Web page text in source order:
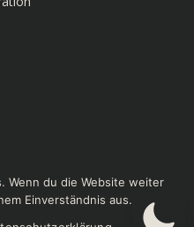
for free using WordPress
Wenn du die Website weiter
Einverständnis aus.